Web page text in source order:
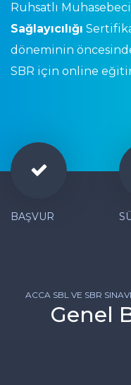
Ruhsatlı
Sağlayıcılığı
döneminin
SBR için online
BAŞVUR
ACCA SBL VE SBR
Genel